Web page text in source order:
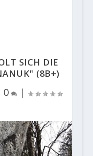
SICH DIE
(8B+)
0 |